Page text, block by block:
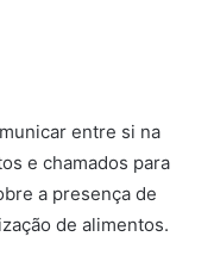
entre si na
e chamados para
a presença de
de alimentos.